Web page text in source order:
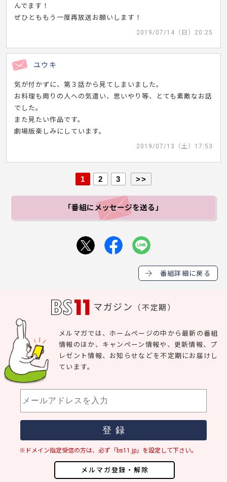
んでます！
ぜひとももう一度再放送お願いします！
2019/07/14（日）20:25
ユウキ
気が付かずに、第３話から見てしまいました。
お料理も周りの人への気遣い、思いやり等、とても素敵なお話
でした。
また見たい作品です。
劇場版楽しみにしています。
2019/07/13（土）17:53
1 2 3 >>
「番組にメッセージを送る」
番組詳細に戻る
マガジン （不定期）
メルマガ登録・解除
メルマガでは、ホームページの中から最新の番組
情報のほか、キャンペーン情報や、更新情報、プ
レゼント情報、お知らせなどを不定期にお届けし
ています。
※ドメイン指定受信の方は、必ず「bs11.jp」を設定して下さい。